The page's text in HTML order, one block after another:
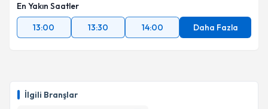
İlgili Branşlar
En Yakın Saatler
13:00
13:30 14:00 Daha Fazla